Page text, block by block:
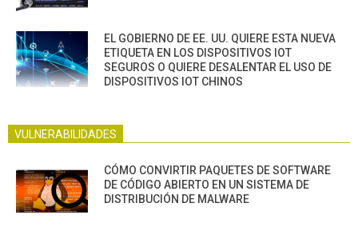
EL GOBIERNO DE EE. UU. QUIERE ESTA NUEVA
ETIQUETA EN LOS DISPOSITIVOS IOT
SEGUROS O QUIERE DESALENTAR EL USO DE
DISPOSITIVOS IOT CHINOS
VULNERABILIDADES
CÓMO CONVIRTIR PAQUETES DE SOFTWARE
DE CÓDIGO ABIERTO EN UN SISTEMA DE
DISTRIBUCIÓN DE MALWARE